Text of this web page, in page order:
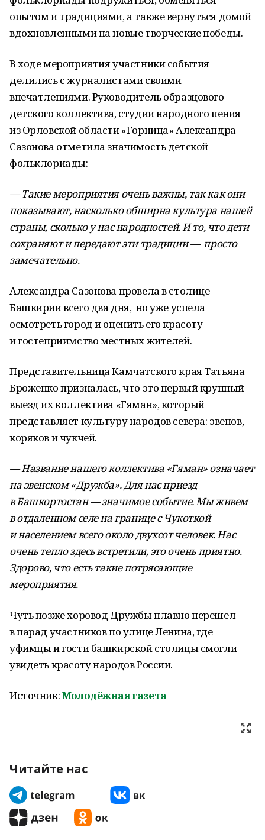
опытом и традициями, а также вернуться домой
вдохновленными на новые творческие победы.
В ходе мероприятия участники события
делились с журналистами своими
впечатлениями. Руководитель образцового
детского коллектива, студии народного пения
из Орловской области «Горница» Александра
Сазонова отметила значимость детской
фольклориады:
— Такие мероприятия очень важны, так как они
показывают, насколько обширна культура нашей
страны, сколько у нас народностей. И то, что дети
сохраняют и передают эти традиции — просто
замечательно.
Александра Сазонова провела в столице
Башкирии всего два дня, но уже успела
осмотреть город и оценить его красоту
и гостеприимство местных жителей.
Представительница Камчатского края Татьяна
Броженко призналась, что это первый крупный
выезд их коллектива «Гяман», который
представляет культуру народов севера: эвенов,
коряков и чукчей.
— Название нашего коллектива «Гяман» означает
на эвенском «Дружба». Для нас приезд
в Башкортостан — значимое событие. Мы живем
в отдаленном селе на границе с Чукоткой
и населением всего около двухсот человек. Нас
очень тепло здесь встретили, это очень приятно.
Здорово, что есть такие потрясающие
мероприятия.
Чуть позже хоровод Дружбы плавно перешел
в парад участников по улице Ленина, где
уфимцы и гости башкирской столицы смогли
увидеть красоту народов России.
Источник:Молодёжная газета
Читайте нас